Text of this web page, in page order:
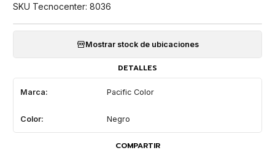
SKU Tecnocenter: 8036
Mostrar stock de ubicaciones
DETALLES
Marca: Pacific Color
Color: Negro
COMPARTIR